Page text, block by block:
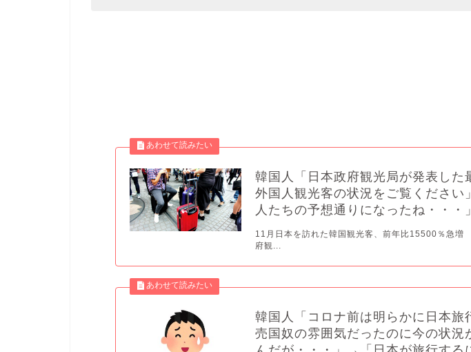
韓国人「日本政府観光局が発表した
外国人観光客の状況をご覧くださ
人たちの予想通りになったね・・・」
11月日本を訪れた韓国観光客、前年比15500％急増
府観...
韓国人「コロナ前は明らかに日本旅
売国奴の雰囲気だったのに今の状況